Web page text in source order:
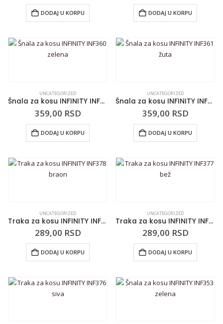
DODAJ U KORPU DODAJ U KORPU
UNCATEGORIZED
Šnala za kosu INFINITY INF360 zelena
359,00 RSD
DODAJ U KORPU
UNCATEGORIZED
Šnala za kosu INFINITY INF361 žuta
359,00 RSD
DODAJ U KORPU
UNCATEGORIZED
Traka za kosu INFINITY INF378 braon
289,00 RSD
DODAJ U KORPU
UNCATEGORIZED
Traka za kosu INFINITY INF377 bež
289,00 RSD
DODAJ U KORPU